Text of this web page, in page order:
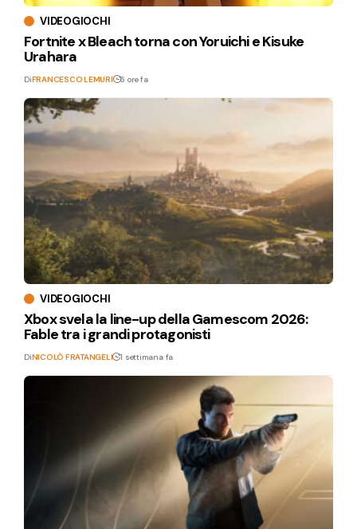
VIDEOGIOCHI
Fortnite x Bleach torna con Yoruichi e Kisuke
Urahara
DiFRANCESCO LEMURI 6 ore fa
VIDEOGIOCHI
Xbox svela la line-up della Gamescom 2026:
Fable tra i grandi protagonisti
DiNICOLÒ FRATANGELI 1 settimana fa